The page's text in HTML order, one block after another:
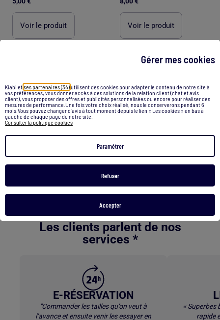
Gérer mes cookies
Kiabi et ses partenaires (34)utilisent des cookies pour adapter le contenu de notre site à
vos préférences, vous donner accès à des solutions de la relation client (chat et avis
client), vous proposer des offres et publicités personnalisées ou encore pour réaliser des
mesures de performance.Une fois votre choix réalisé, nous le conserverons pendant 6
mois.Vous pouvez changer d’avis à tout moment depuis le lien « Les cookies » en bas à
gauche de chaque page de notre site.
Consulter la politique cookies
Paramétrer
Refuser
Accepter
Voir le produit Voir le produit
Accueil/Boite de rangement osier
Recommandations
Sac a langer Meuble de rangement
Pouf de rangement
Basket bebe taille 20
Les clients parlent de nos
services *
E-RÉSERVATION
"Commander les tailles qu’on veut à
l’avance et ensuite venir les essayer en
« Superbes
rapide